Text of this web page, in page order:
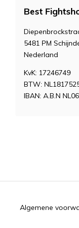
Best
5481 PM
Nederland
KvK: 17246749
BTW:
IBAN: A.B.N
Algemene